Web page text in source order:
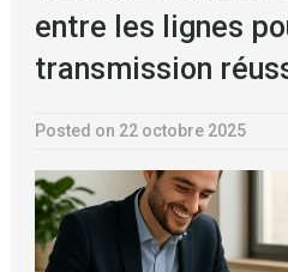
entre les lignes
transmission
Posted on 22 octobre 2025